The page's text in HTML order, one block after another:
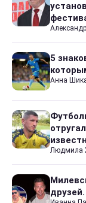
5
Анна
Людмила